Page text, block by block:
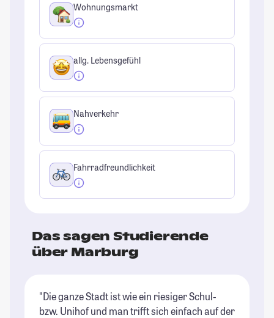
Wohnungsmarkt
allg. Lebensgefühl
Nahverkehr
Fahrradfreundlichkeit
Das sagen Studierende
über Marburg
"Die ganze Stadt ist wie ein riesiger Schul-
bzw. Unihof und man trifft sich einfach auf der